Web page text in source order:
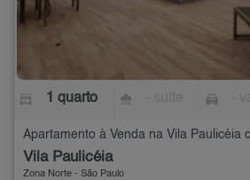
1 quarto
Apartamento à Venda na Vila Paulicéia
Vila Paulicéia
Zona Norte - São Paulo